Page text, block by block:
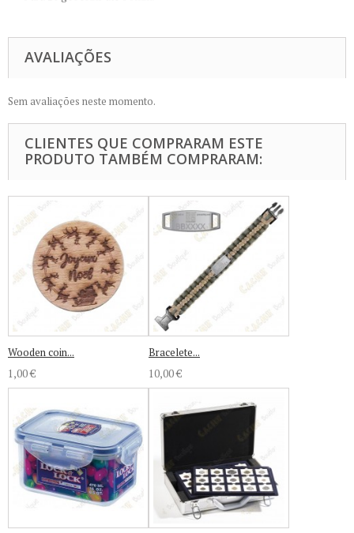
AVALIAÇÕES
Sem avaliações neste momento.
CLIENTES QUE COMPRARAM ESTE
PRODUTO TAMBÉM COMPRARAM:
Wooden coin...
1,00 €
Bracelete...
10,00 €